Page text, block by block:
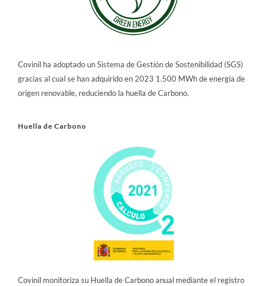
Covinil ha adoptado un Sistema de Gestión de Sostenibilidad (SGS)
gracias al cual se han adquirido en 2023 1.500 MWh de energía de
origen renovable, reduciendo la huella de Carbono.
Huella de Carbono
Covinil monitoriza su Huella de Carbono anual mediante el registro